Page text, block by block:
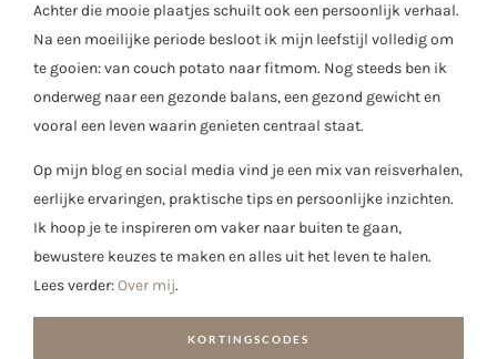
Achter die mooie plaatjes schuilt ook een persoonlijk verhaal.
Na een moeilijke periode besloot ik mijn leefstijl volledig om
te gooien: van couch potato naar fitmom. Nog steeds ben ik
onderweg naar een gezonde balans, een gezond gewicht en
vooral een leven waarin genieten centraal staat.
Op mijn blog en social media vind je een mix van reisverhalen,
eerlijke ervaringen, praktische tips en persoonlijke inzichten.
Ik hoop je te inspireren om vaker naar buiten te gaan,
bewustere keuzes te maken en alles uit het leven te halen.
Lees verder:Over mij.
KORTINGSCODES